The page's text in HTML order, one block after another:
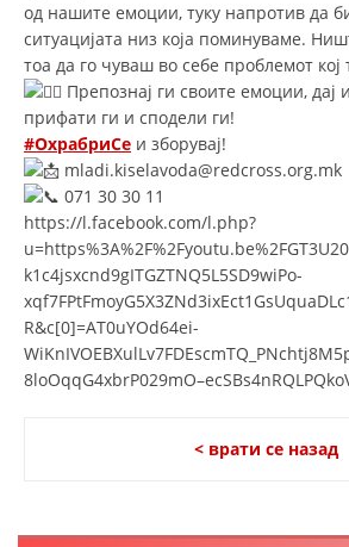
СТРУКТУРА НА
КОНТАКТ
ЧЛЕНСТВО ВО
СТАТУТ НА ЦКРМ
РАКОВОДЕН ОДБОР
од нашите емоции, туку напротив да
ситуацијата низ која поминуваме.
тоа да го чуваш во себе проблемот кој
Препознај ги своите емоции, дај
прифати ги и сподели ги!
#ОхрабриСе и зборувај!
mladi.kiselavoda@redcross.org.mk
071 30 30 11
https://l.facebook.com/l.php?
k1c4jsxcnd9gITGZTNQ5L5SD9wiPo-
R&c[0]=AT0uYOd64ei-
< врати се назад